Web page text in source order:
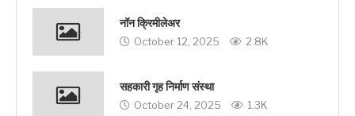
नॉन क्रिमीलेअर
October 12, 2025 2.8K
सहकारी गृह निर्माण संस्था
October 24, 2025 1.3K